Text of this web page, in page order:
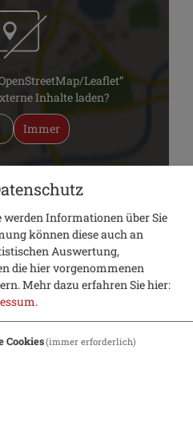
Leaflet“
Inhalte laden?
Immer
Innenstadt
e.V.
werden Informationen über Sie
können diese auch an
Auswertung,
die hier vorgenommenen
Mehr dazu erfahren Sie hier:
.
Cookies(immer erforderlich)